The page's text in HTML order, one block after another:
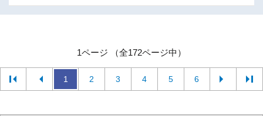
1ページ （全172ページ中）
1 2 3 4 5 6